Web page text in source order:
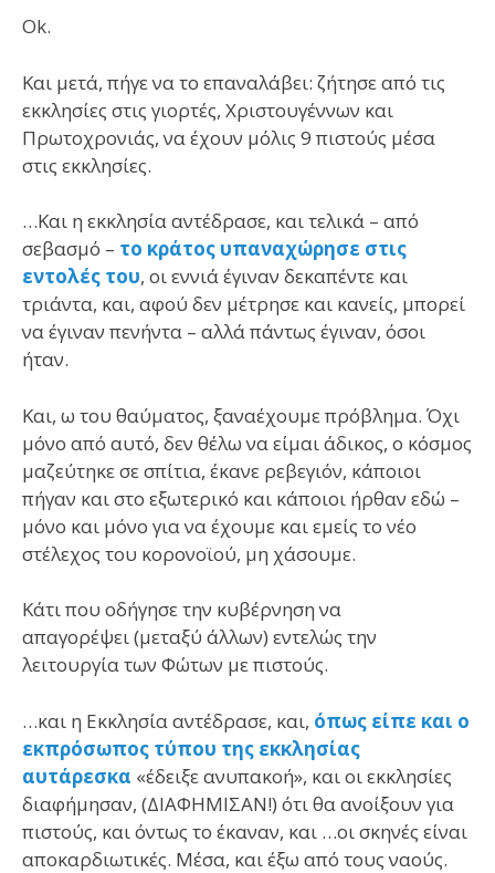
Ok.
Και μετά, πήγε να το επαναλάβει: ζήτησε από τις
εκκλησίες στις γιορτές, Χριστουγέννων και
Πρωτοχρονιάς, να έχουν μόλις 9 πιστούς μέσα
στις εκκλησίες.
…Και η εκκλησία αντέδρασε, και τελικά – από
σεβασμό – το κράτος υπαναχώρησε στις
εντολές του, οι εννιά έγιναν δεκαπέντε και
τριάντα, και, αφού δεν μέτρησε και κανείς, μπορεί
να έγιναν πενήντα – αλλά πάντως έγιναν, όσοι
ήταν.
Και, ω του θαύματος, ξαναέχουμε πρόβλημα. Όχι
μόνο από αυτό, δεν θέλω να είμαι άδικος, ο κόσμος
μαζεύτηκε σε σπίτια, έκανε ρεβεγιόν, κάποιοι
πήγαν και στο εξωτερικό και κάποιοι ήρθαν εδώ –
μόνο και μόνο για να έχουμε και εμείς το νέο
στέλεχος του κορονοϊού, μη χάσουμε.
Κάτι που οδήγησε την κυβέρνηση να
απαγορέψει (μεταξύ άλλων) εντελώς την
λειτουργία των Φώτων με πιστούς.
…και η Εκκλησία αντέδρασε, και, όπως είπε και ο
εκπρόσωπος τύπου της εκκλησίας
αυτάρεσκα «έδειξε ανυπακοή», και οι εκκλησίες
διαφήμησαν, (ΔΙΑΦΗΜΙΣΑΝ!) ότι θα ανοίξουν για
πιστούς, και όντως το έκαναν, και …οι σκηνές είναι
αποκαρδιωτικές. Μέσα, και έξω από τους ναούς.